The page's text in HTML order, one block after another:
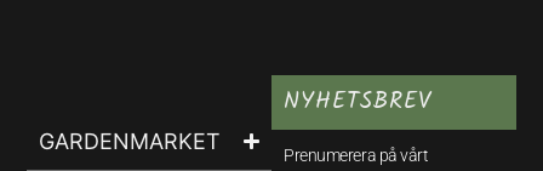
GARDENMARKET
NYHETSBREV
Prenumerera på vårt